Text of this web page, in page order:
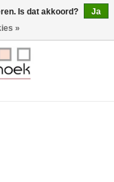
0 Artikelen - €0,00
Is dat akkoord?
Ja
»